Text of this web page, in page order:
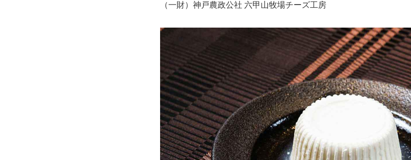
（一財）神戸農政公社 六甲山牧場チーズ工房